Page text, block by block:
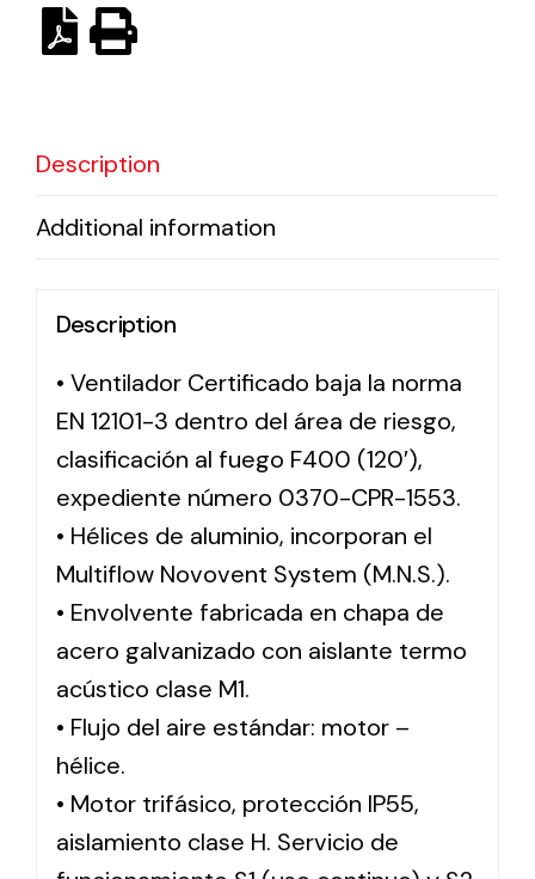
Solar lighting
Variety of solar solutions for all kinds of needs.
Description
Additional information
Description
• Ventilador Certificado baja la norma
EN 12101-3 dentro del área de riesgo,
clasificación al fuego F400 (120′),
expediente número 0370-CPR-1553.
• Hélices de aluminio, incorporan el
Multiflow Novovent System (M.N.S.).
• Envolvente fabricada en chapa de
acero galvanizado con aislante termo
acústico clase M1.
• Flujo del aire estándar: motor –
hélice.
• Motor trifásico, protección IP55,
aislamiento clase H. Servicio de